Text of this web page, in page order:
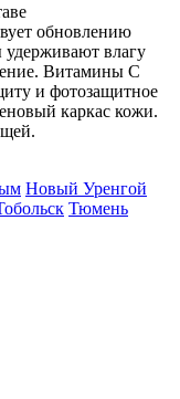
обновлению
влагу
Витамины С
и фотозащитное
каркас кожи.
Новый Уренгой
Тюмень